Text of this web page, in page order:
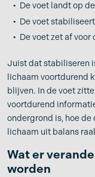
De voet landt op
De voet
De voet zet af
Juist dat stabiliseren
lichaam voortdurend
blijven. In de voet
voortdurend
ondergrond is, hoe de
lichaam uit balans
Wat er
worden